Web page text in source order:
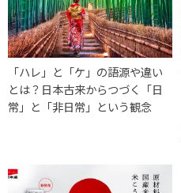
「ハレ」と「ケ」の語源や違い
とは？日本古来からつづく「日
常」と「非日常」という観念